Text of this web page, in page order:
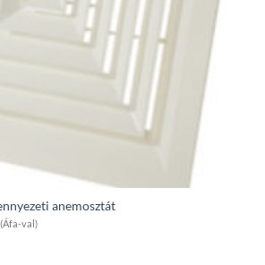
anemosztát
range:
(Áfa-val)